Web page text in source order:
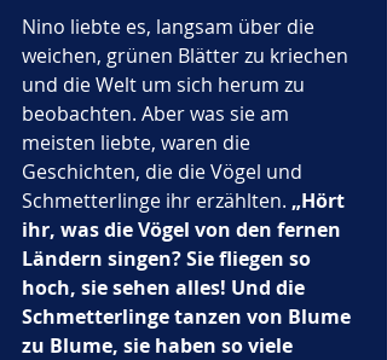
Nino liebte es, langsam über die
weichen, grünen Blätter zu kriechen
und die Welt um sich herum zu
beobachten. Aber was sie am
meisten liebte, waren die
Geschichten, die die Vögel und
Schmetterlinge ihr erzählten. „Hört
ihr, was die Vögel von den fernen
Ländern singen? Sie fliegen so
hoch, sie sehen alles! Und die
Schmetterlinge tanzen von Blume
zu Blume, sie haben so viele